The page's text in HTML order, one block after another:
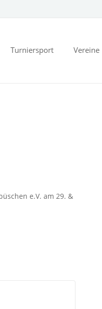
Turniersport Vereine
e.V. am 29. &